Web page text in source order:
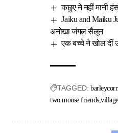
कछुए ने नहीं मानी
Jaiku and Maiku
अनोखा जंगल सैलून
एक बच्चे ने खोल
TAGGED:
two mouse friends village